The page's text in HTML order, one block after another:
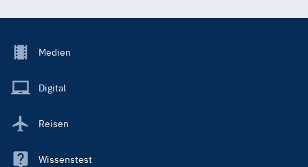
Footer
Main
Medien
Digital
Reisen
Wissenstest